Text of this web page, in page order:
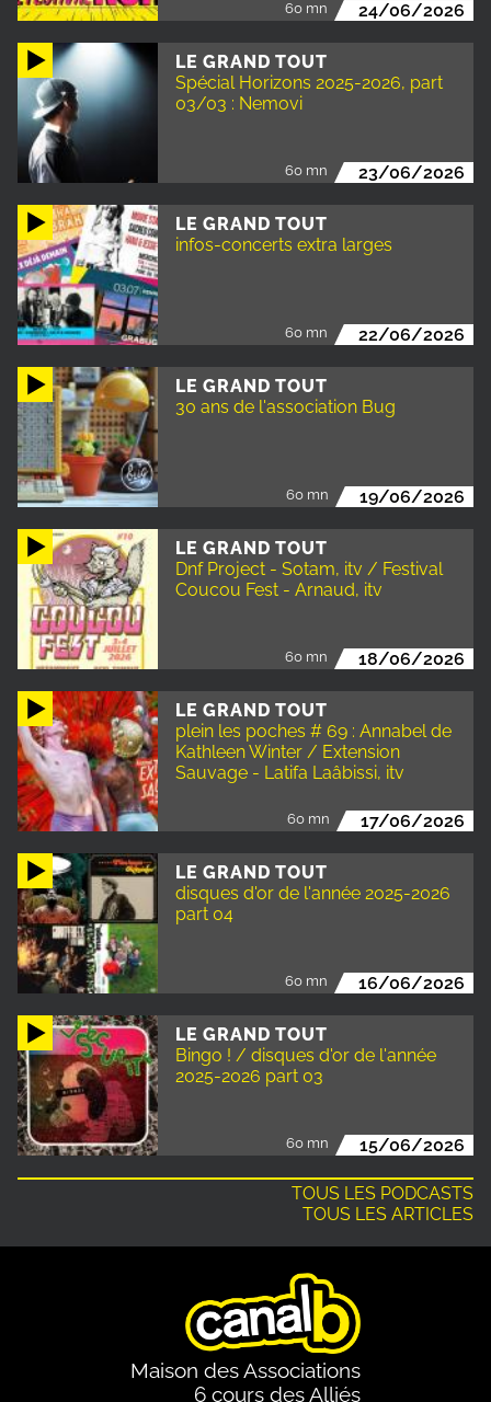
60 mn 24/06/2026
LE GRAND TOUT
Spécial Horizons 2025-2026, part
03/03 : Nemovi
60 mn 23/06/2026
LE GRAND TOUT
infos-concerts extra larges
60 mn 22/06/2026
LE GRAND TOUT
30 ans de l'association Bug
60 mn 19/06/2026
LE GRAND TOUT
Dnf Project - Sotam, itv / Festival
Coucou Fest - Arnaud, itv
60 mn 18/06/2026
LE GRAND TOUT
plein les poches # 69 : Annabel de
Kathleen Winter / Extension
Sauvage - Latifa Laâbissi, itv
60 mn 17/06/2026
LE GRAND TOUT
disques d'or de l'année 2025-2026
part 04
60 mn 16/06/2026
LE GRAND TOUT
Bingo ! / disques d'or de l'année
2025-2026 part 03
60 mn 15/06/2026
TOUS LES PODCASTS
TOUS LES ARTICLES
Maison des Associations
6 cours des Alliés